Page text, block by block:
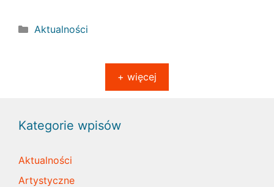
Kategorie
Aktualności
+ więcej
Kategorie wpisów
Aktualności
Artystyczne